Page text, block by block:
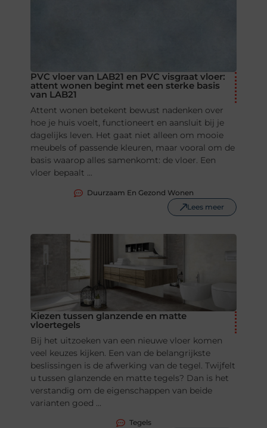
PVC vloer van LAB21 en PVC visgraat vloer:
attent wonen begint met een sterke basis
van LAB21
Attent wonen betekent bewust nadenken over
hoe je huis voelt, functioneert en aansluit bij je
dagelijks leven. Het gaat niet alleen om mooie
meubels of passende kleuren, maar vooral om de
basis waarop alles samenkomt: de vloer. Een
vloer bepaalt ...
Duurzaam En Gezond Wonen
Lees meer
Kiezen tussen glanzende en matte
vloertegels
Bij het uitzoeken van een nieuwe vloer komen
veel keuzes kijken. Een van de belangrijkste
beslissingen is de afwerking van de tegel. Twijfelt
u tussen glanzende en matte tegels? Dan is het
verstandig om de eigenschappen van beide
varianten goed ...
Tegels